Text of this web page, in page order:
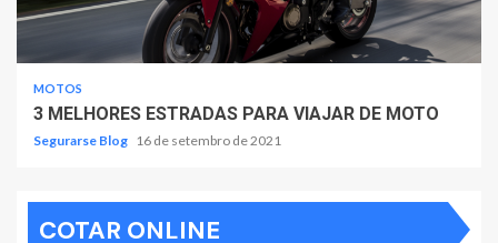
MOTOS
3 MELHORES ESTRADAS PARA VIAJAR DE MOTO
Segurarse Blog 16 de setembro de 2021
COTAR ONLINE